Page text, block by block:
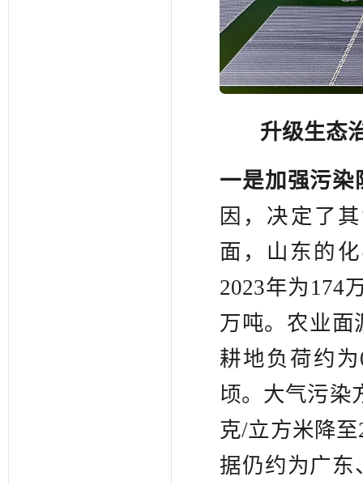
升级生态
一是加强污染
因，决定了
面，山东的
2023年为174
万吨。农业面
耕地负荷约
顷。大气污染
克/立方米降
据仍约为广东